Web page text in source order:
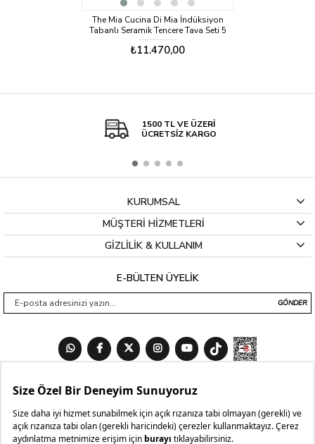
The Mia Cucina Di Mia İndüksiyon
Tabanlı Seramik Tencere Tava Seti 5
Parça
₺11.470,00
1500 TL VE ÜZERİ
ÜCRETSİZ KARGO
KURUMSAL
MÜŞTERİ HİZMETLERİ
GİZLİLİK & KULLANIM
E-BÜLTEN ÜYELİK
GÖNDER